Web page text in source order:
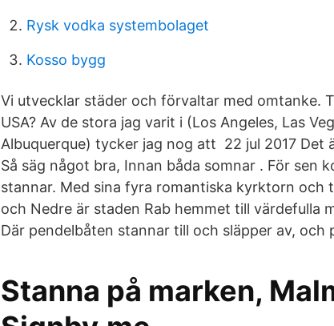
Rysk vodka systembolaget
Kosso bygg
Vi utvecklar städer och förvaltar med omtanke.
USA? Av de stora jag varit i (Los Angeles, Las
Albuquerque) tycker jag nog att 22 jul 2017 Det
Så säg något bra, Innan båda somnar . För sen
stannar. Med sina fyra romantiska kyrktorn och
och Nedre är staden Rab hemmet till värdefulla
Där pendelbåten stannar till och släpper av, och
Stanna på marken,